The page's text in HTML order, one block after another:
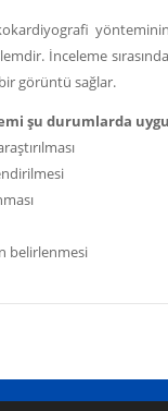
İnceleme
görüntü sağlar.
şu durumlarda
belirlenmesi